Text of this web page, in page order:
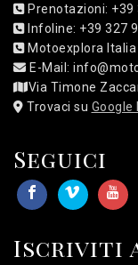
Prenotazioni: +39
Infoline: +39 327
Motoexplora Italia
E-Mail:
Via Timone
Trovaci su Google
Seguici
Iscriviti